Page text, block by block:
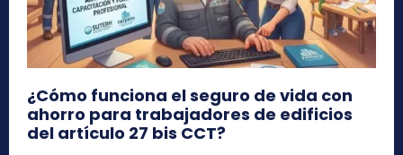
¿Cómo funciona el seguro de vida con
ahorro para trabajadores de edificios
del artículo 27 bis CCT?